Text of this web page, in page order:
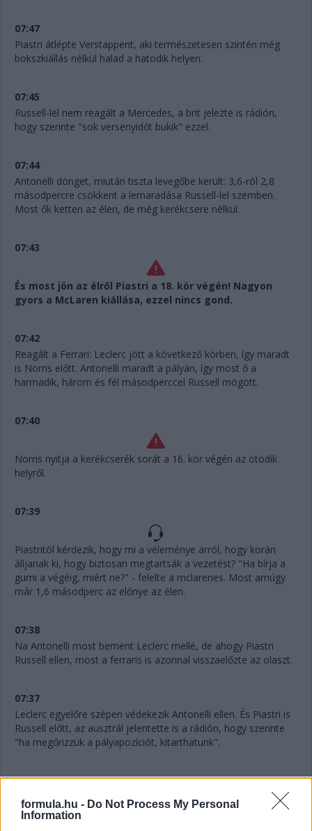
formula.hu - Do Not Process My Personal
Information
07:47
Piastri átlépte Verstappent, aki természetesen szintén még
bokszkiállás nélkül halad a hatodik helyen.
07:45
Russell-lel nem reagált a Mercedes, a brit jelezte is rádión,
hogy szerinte "sok versenyidőt bukik" ezzel.
07:44
Antonelli dönget, miután tiszta levegőbe került: 3,6-ról 2,8
másodpercre csökkent a lemaradása Russell-lel szemben.
Most ők ketten az élen, de még kerékcsere nélkül.
07:43
És most jön az élről Piastri a 18. kör végén! Nagyon
gyors a McLaren kiállása, ezzel nincs gond.
07:42
Reagált a Ferrari: Leclerc jött a következő körben, így maradt
is Norris előtt. Antonelli maradt a pályán, így most ő a
harmadik, három és fél másodperccel Russell mögött.
07:40
Norris nyitja a kerékcserék sorát a 16. kör végén az ötödik
helyről.
07:39
Piastritól kérdezik, hogy mi a véleménye arról, hogy korán
álljanak ki, hogy biztosan megtartsák a vezetést? "Ha bírja a
gumi a végéig, miért ne?" - felelte a mclarenes. Most amúgy
már 1,6 másodperc az előnye az élen.
07:38
Na Antonelli most bement Leclerc mellé, de ahogy Piastri
Russell ellen, most a ferraris is azonnal visszaelőzte az olaszt.
07:37
Leclerc egyelőre szépen védekezik Antonelli ellen. És Piastri is
Russell előtt, az ausztrál jelentette is a rádión, hogy szerinte
"ha megőrizzük a pályapozíciót, kitarthatunk".
07:36
"Mintha kormányszervó nélkül vezetnék" - jelenti Verstappen a